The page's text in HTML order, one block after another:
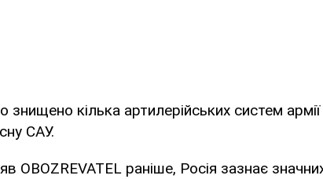
знищено кілька артилерійських систем
САУ.
OBOZREVATEL раніше, Росія зазнає